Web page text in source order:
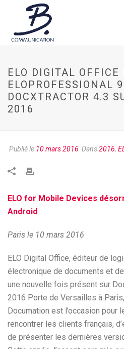
ELO DIGITAL OFFICE
ELOPROFESSIONAL
DOCXTRACTOR 4.3
2016
Publié le 10 mars 2016 Dans2016,
ELO for Mobile Devices
Android
Paris le 10 mars 2016
ELO Digital Office, éditeur de
électronique de documents et
une nouvelle fois présent sur
2016 Porte de Versailles à
Documation est l’occasion pour
rencontrer les clients français,
de présenter les dernières